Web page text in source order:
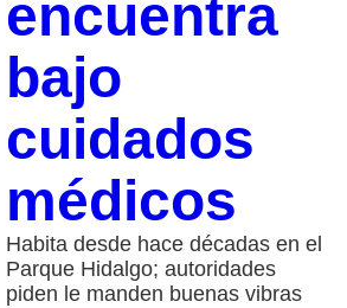
encuentra
bajo
cuidados
médicos
Habita desde hace décadas en el
Parque Hidalgo; autoridades
piden le manden buenas vibras